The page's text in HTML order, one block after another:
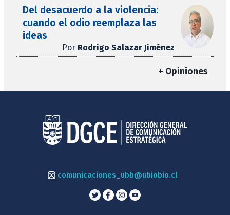
Del desacuerdo a la violencia:
cuando el odio reemplaza las
ideas
Por Rodrigo Salazar Jiménez
+ Opiniones
comunicaciones_ubb@ubiobio.cl